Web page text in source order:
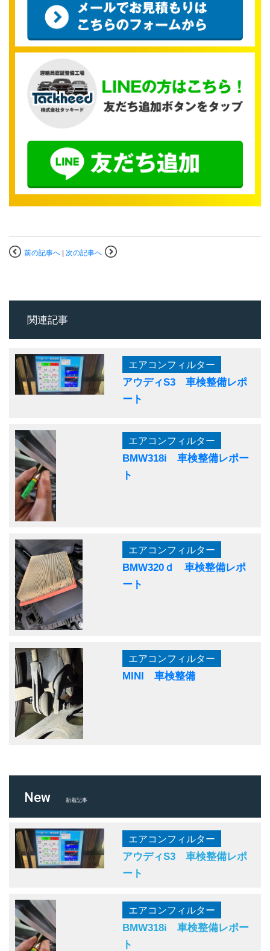
前の記事へ 次の記事へ
関連記事
エアコンフィルター
アウディS3 車検整備レポ
ート
エアコンフィルター
BMW318i 車検整備レポー
ト
エアコンフィルター
BMW320ｄ 車検整備レポ
ート
エアコンフィルター
MINI 車検整備
New 新着記事
エアコンフィルター
アウディS3 車検整備レポ
ート
エアコンフィルター
BMW318i 車検整備レポー
ト